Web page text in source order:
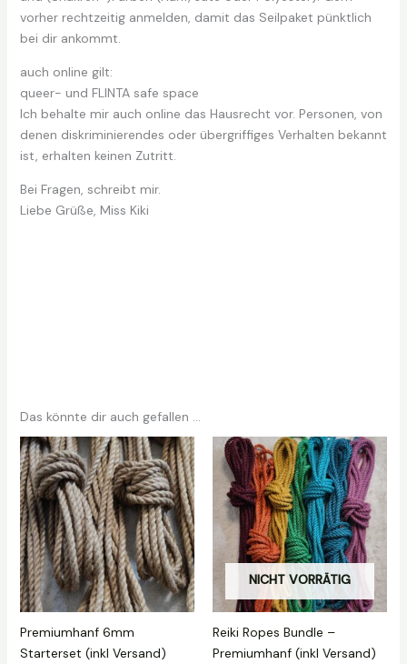
vorher rechtzeitig anmelden, damit das Seilpaket pünktlich
bei dir ankommt.
auch online gilt:
queer- und FLINTA safe space
Ich behalte mir auch online das Hausrecht vor. Personen, von
denen diskriminierendes oder übergriffiges Verhalten bekannt
ist, erhalten keinen Zutritt.
Bei Fragen, schreibt mir.
Liebe Grüße, Miss Kiki
Das könnte dir auch gefallen …
Premiumhanf 6mm
Starterset (inkl Versand)
NICHT VORRÄTIG
Reiki Ropes Bundle –
Premiumhanf (inkl Versand)